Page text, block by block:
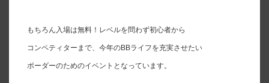
もちろん入場は無料！レベルを問わず初心者から
コンペティターまで、今年のBBライフを充実させたい
ボーダーのためのイベントとなっています。